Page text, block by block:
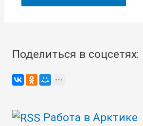
Поделиться в соцсетях:
Работа в Арктике